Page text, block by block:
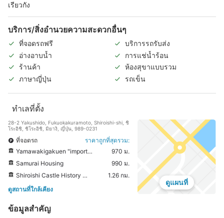
เรียวกัง
บริการ/สิ่งอำนวยความสะดวกอื่นๆ
ที่จอดรถฟรี
บริการรถรับส่ง
อ่างอาบน้ำ
การแช่น้ำร้อน
ร้านค้า
ห้องสุขาแบบรวม
ภาษาญี่ปุ่น
รถเข็น
ทำเลที่ตั้ง
28-2 Yakushido, Fukuokakuramoto, Shiroishi-shi, ชิ
โระอิชิ, ชิโระอิชิ, มิยางิ, ญี่ปุ่น, 989-0231
ที่จอดรถ
ราคาถูกที่สุดรวม:
Yamawakigakuen "important cultural property samurai residences Gate"
970 ม.
Samurai Housing
990 ม.
Shiroishi Castle History Museum
1.26 กม.
ดูสถานที่ใกล้เคียง
ดูแผนที่
ข้อมูลสำคัญ